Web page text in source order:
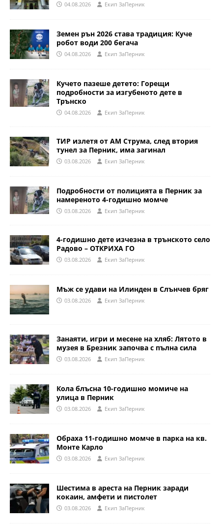
04.08.2026 Eкип ЗаПерник
Земен рън 2026 става традиция: Куче
робот води 200 бегача
04.08.2026 Eкип ЗаПерник
Кучето пазеше детето: Горещи
подробности за изгубеното дете в
Трънско
04.08.2026 Eкип ЗаПерник
ТИР излетя от АМ Струма, след втория
тунел за Перник, има загинал
03.08.2026 Eкип ЗаПерник
Подробности от полицията в Перник за
намереното 4-годишно момче
03.08.2026 Eкип ЗаПерник
4-годишно дете изчезна в трънското село
Радово – ОТКРИХА ГО
03.08.2026 Eкип ЗаПерник
Мъж се удави на Илинден в Слънчев бряг
03.08.2026 Eкип ЗаПерник
Занаяти, игри и месене на хляб: Лятото в
музея в Брезник започва с пълна сила
03.08.2026 Eкип ЗаПерник
Кола блъсна 10-годишно момиче на
улица в Перник
03.08.2026 Eкип ЗаПерник
Обраха 11-годишно момче в парка на кв.
Монте Карло
03.08.2026 Eкип ЗаПерник
Шестима в ареста на Перник заради
кокаин, амфети и пистолет
03.08.2026 Eкип ЗаПерник